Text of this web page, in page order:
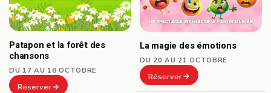
Patapon et la forêt des
chansons
DU 17 AU 18 OCTOBRE
Réserver
La magie des émotions
DU 20 AU 21 OCTOBRE
Réserver